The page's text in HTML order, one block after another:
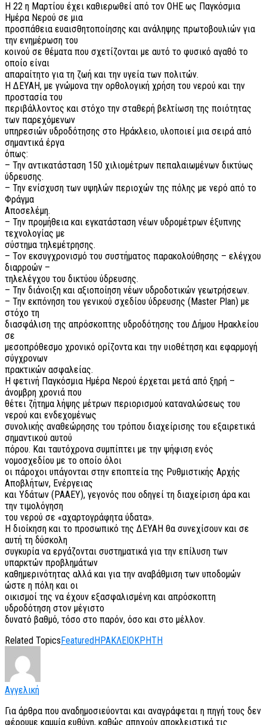
Η 22 η Μαρτίου έχει καθιερωθεί από τον ΟΗΕ ως Παγκόσμια
Ημέρα Νερού σε μια
προσπάθεια ευαισθητοποίησης και ανάληψης πρωτοβουλιών για
την ενημέρωση του
κοινού σε θέματα που σχετίζονται με αυτό το φυσικό αγαθό το
οποίο είναι
απαραίτητο για τη ζωή και την υγεία των πολιτών.
Η ΔΕΥΑΗ, με γνώμονα την ορθολογική χρήση του νερού και την
προστασία του
περιβάλλοντος και στόχο την σταθερή βελτίωση της ποιότητας
των παρεχόμενων
υπηρεσιών υδροδότησης στο Ηράκλειο, υλοποιεί μια σειρά από
σημαντικά έργα
όπως:
– Την αντικατάσταση 150 χιλιομέτρων πεπαλαιωμένων δικτύως
ύδρευσης.
– Την ενίσχυση των υψηλών περιοχών της πόλης με νερό από το
Φράγμα
Αποσελέμη.
– Την προμήθεια και εγκατάσταση νέων υδρομέτρων έξυπνης
τεχνολογίας με
σύστημα τηλεμέτρησης.
– Τον εκσυγχρονισμό του συστήματος παρακολούθησης – ελέγχου
διαρροών –
τηλελέγχου του δικτύου ύδρευσης.
– Την διάνοιξη και αξιοποίηση νέων υδροδοτικών γεωτρήσεων.
– Την εκπόνηση του γενικού σχεδίου ύδρευσης (Master Plan) με
στόχο τη
διασφάλιση της απρόσκοπτης υδροδότησης του Δήμου Ηρακλείου
σε
μεσοπρόθεσμο χρονικό ορίζοντα και την υιοθέτηση και εφαρμογή
σύγχρονων
πρακτικών ασφαλείας.
Η φετινή Παγκόσμια Ημέρα Νερού έρχεται μετά από ξηρή –
άνομβρη χρονιά που
θέτει ζήτημα λήψης μέτρων περιορισμού καταναλώσεως του
νερού και ενδεχομένως
συνολικής αναθεώρησης του τρόπου διαχείρισης του εξαιρετικά
σημαντικού αυτού
πόρου. Και ταυτόχρονα συμπίπτει με την ψήφιση ενός
νομοσχεδίου με το οποίο όλοι
οι πάροχοι υπάγονται στην εποπτεία της Ρυθμιστικής Αρχής
Αποβλήτων, Ενέργειας
και Υδάτων (ΡΑΑΕΥ), γεγονός που οδηγεί τη διαχείριση άρα και
την τιμολόγηση
του νερού σε «αχαρτογράφητα ύδατα».
Η διοίκηση και το προσωπικό της ΔΕΥΑΗ θα συνεχίσουν και σε
αυτή τη δύσκολη
συγκυρία να εργάζονται συστηματικά για την επίλυση των
υπαρκτών προβλημάτων
καθημερινότητας αλλά και για την αναβάθμιση των υποδομών
ώστε η πόλη και οι
οικισμοί της να έχουν εξασφαλισμένη και απρόσκοπτη
υδροδότηση στον μέγιστο
δυνατό βαθμό, τόσο στο παρόν, όσο και στο μέλλον.
Related Topics Featured ΗΡΑΚΛΕΙΟΚΡΗΤΗ
Αγγελική
Για άρθρα που αναδημοσιεύονται και αναγράφεται η πηγή τους δεν
φέρουμε καμμία ευθύνη, καθώς απηχούν αποκλειστικά τις